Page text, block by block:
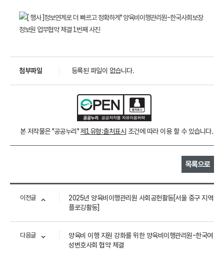
첨부파일 등록된 파일이 없습니다.
본 저작물은 "공공누리"제1유형:출처표시 조건에 따라 이용 할 수 있습니다.
목록으로
이전글
2025년 양육비이행관리원 사회공헌활동[서울 중구 지역
플로깅활동]
다음글
양육비 이행 지원 강화를 위한 양육비이행관리원-한국여
성변호사회 협약 체결